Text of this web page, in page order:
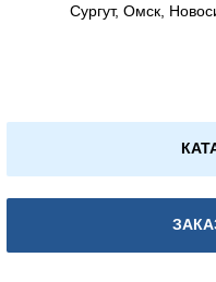
Сургут, Омск,